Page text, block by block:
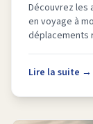
Découvrez les
en voyage à
déplacements
Lire la suite →